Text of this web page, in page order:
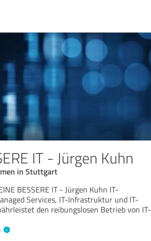
IT - Jürgen Kuhn
in Stuttgart
BESSERE IT - Jürgen Kuhn IT-
Services, IT-Infrastruktur und IT-
den reibungslosen Betrieb von IT-